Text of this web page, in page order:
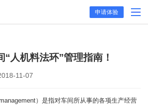
申请体验
“人机料法环”管理指南！
11-07
）是指对车间所从事的各项生产经营